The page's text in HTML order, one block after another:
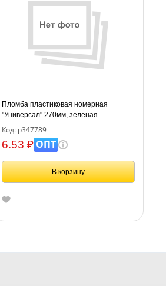
Пломба пластиковая номерная
"Универсал" 270мм, зеленая
Код: р347789
6.53 ₽ОПТ
В корзину